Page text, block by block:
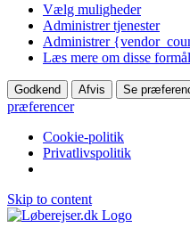
Vælg muligheder
Administrer tjenester
Administrer
Læs mere om disse formål
Godkend Afvis Se
præferencer
Cookie-politik
Privatlivspolitik
Skip to content